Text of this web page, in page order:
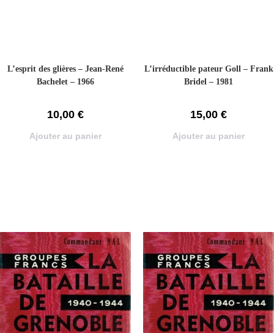
L’esprit des glières – Jean-René
Bachelet – 1966
10,00 €
Ajouter au panier
L’irréductible pateur Goll – Frank
Bridel – 1981
15,00 €
Ajouter au panier